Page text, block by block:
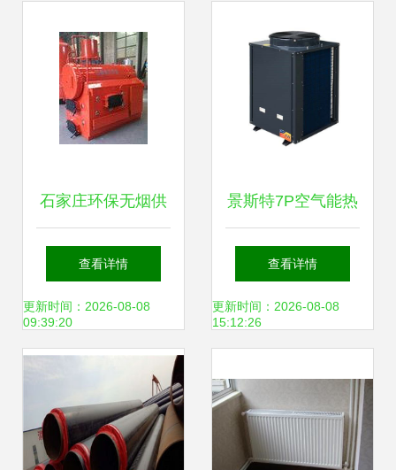
石家庄环保无烟供
暖锅炉 常压生物质
锅炉助力绿色供暖
查看详情
更新时间：2026-08-08
09:39:20
景斯特7P空气能热
水器 高效供暖新选
择
查看详情
更新时间：2026-08-08
15:12:26